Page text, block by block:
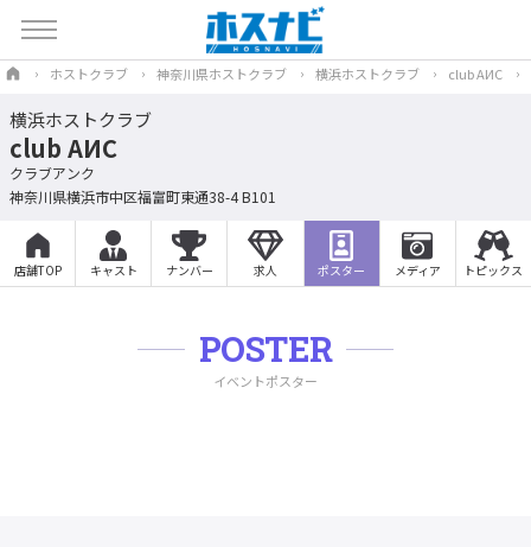
ホストクラブ 神奈川県ホストクラブ 横浜ホストクラブ club AИC
横浜ホストクラブ
club AИC
クラブアンク
神奈川県横浜市中区福富町東通38-4 B101
店舗TOP キャスト ナンバー 求人 ポスター メディア トピックス
POSTER
イベントポスター